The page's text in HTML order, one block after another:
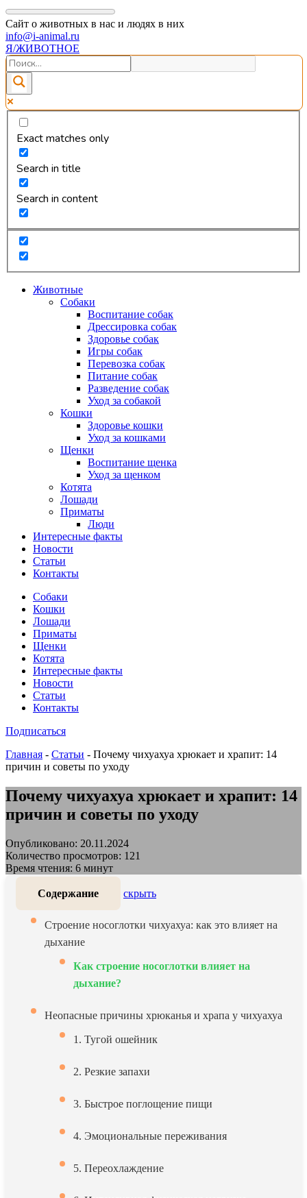
Сайт о животных в нас и людях в них
info@i-animal.ru
Я/ЖИВОТНОЕ
Exact matches only
Search in title
Search in content
Животные
Собаки
Воспитание собак
Дрессировка собак
Здоровье собак
Игры собак
Перевозка собак
Питание собак
Разведение собак
Уход за собакой
Кошки
Здоровье кошки
Уход за кошками
Щенки
Воспитание щенка
Уход за щенком
Котята
Лошади
Приматы
Люди
Интересные факты
Новости
Статьи
Контакты
Собаки
Кошки
Лошади
Приматы
Щенки
Котята
Интересные факты
Новости
Статьи
Контакты
Подписаться
Главная - Статьи - Почему чихуахуа хрюкает и храпит: 14
причин и советы по уходу
Почему чихуахуа хрюкает и храпит: 14
причин и советы по уходу
Опубликовано: 20.11.2024
Количество просмотров: 121
Время чтения: 6 минут
Содержание скрыть
Строение носоглотки чихуахуа: как это влияет на
дыхание
Как строение носоглотки влияет на
дыхание?
Неопасные причины хрюканья и храпа у чихуахуа
1. Тугой ошейник
2. Резкие запахи
3. Быстрое поглощение пищи
4. Эмоциональные переживания
5. Переохлаждение